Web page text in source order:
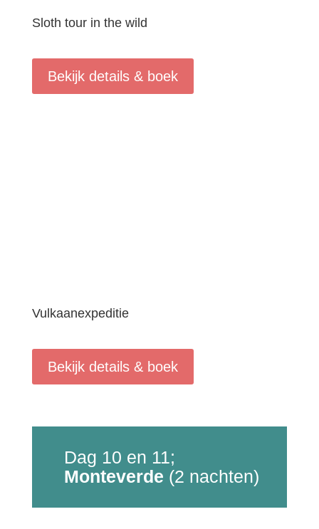
Sloth tour in the wild
Bekijk details & boek
Vulkaanexpeditie
Bekijk details & boek
Dag 10 en 11;
Monteverde (2 nachten)